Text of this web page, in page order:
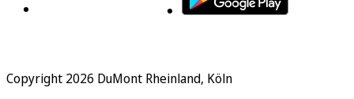
Copyright 2026 DuMont Rheinland, Köln